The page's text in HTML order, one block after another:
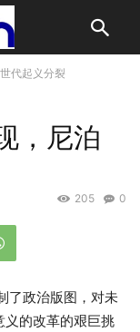
代起义分裂
，尼泊
0
205
了政治版图，对未
义的改革的艰巨挑